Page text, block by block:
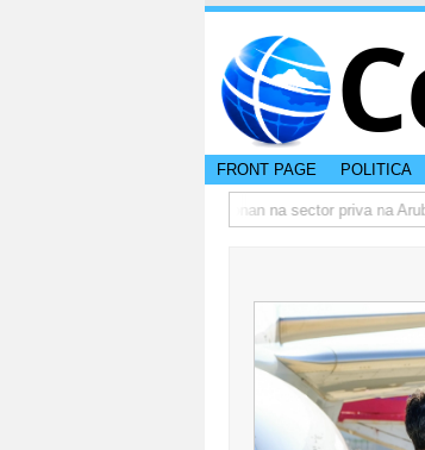
FRONT PAGE POLITICA
Prestamonan na sector priva na